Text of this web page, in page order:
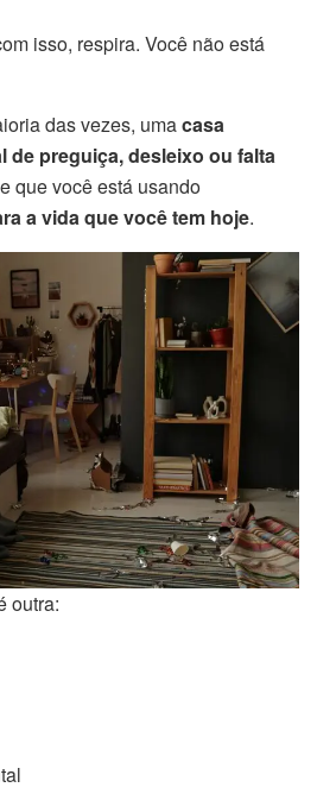
isso, respira. Você não está
das vezes, umacasa
de preguiça, desleixo ou falta
que você está usando
a vida que você tem hoje.
outra: